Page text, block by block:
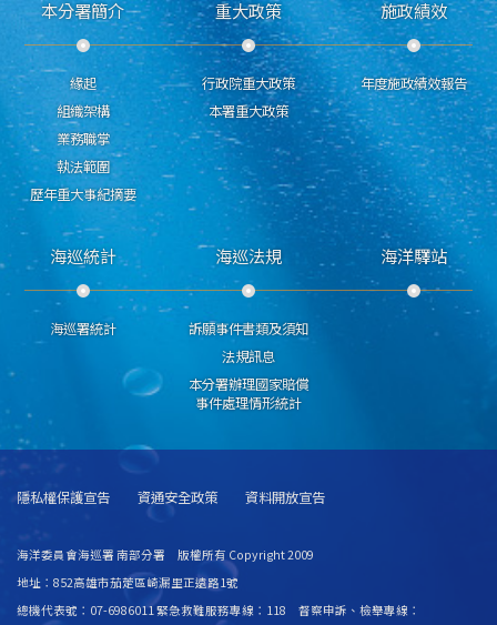
本分署簡介
緣起
組織架構
業務職掌
執法範圍
歷年重大事紀摘要
重大政策
行政院重大政策
本署重大政策
施政績效
年度施政績效報告
海巡統計
海巡署統計
海巡法規
訴願事件書類及須知
法規訊息
本分署辦理國家賠償
事件處理情形統計
海洋驛站
隱私權保護宣告 資通安全政策 資料開放宣告
海洋委員會海巡署 南部分署 版權所有 Copyright 2009
地址：852高雄市茄萣區崎漏里正遠路1號
總機代表號：07-6986011 緊急救難服務專線：118 督察申訴、檢舉專線：